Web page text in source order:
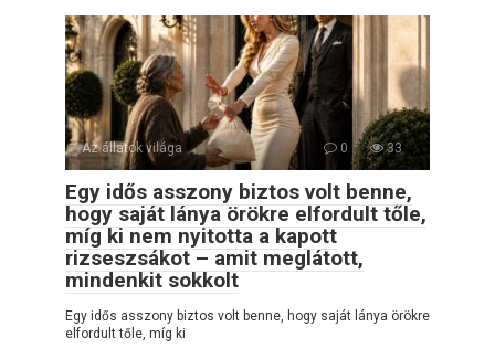
Az állatok világa 0 33
Egy idős asszony biztos volt benne,
hogy saját lánya örökre elfordult tőle,
míg ki nem nyitotta a kapott
rizseszsákot – amit meglátott,
mindenkit sokkolt
Egy idős asszony biztos volt benne, hogy saját lánya örökre
elfordult tőle, míg ki